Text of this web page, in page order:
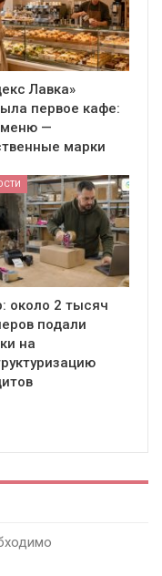
Лавка»
первое кафе:
меню —
марки
около 2 тысяч
подали
на